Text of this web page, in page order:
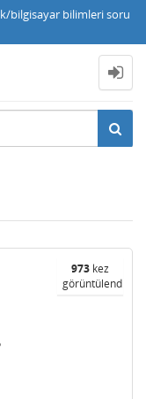
bilgisayar bilimleri soru
973 kez
görüntülendi